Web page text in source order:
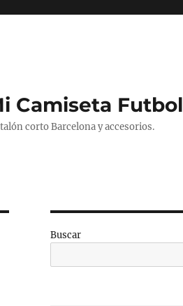
Camiseta Futbol
corto Barcelona y accesorios.
Buscar